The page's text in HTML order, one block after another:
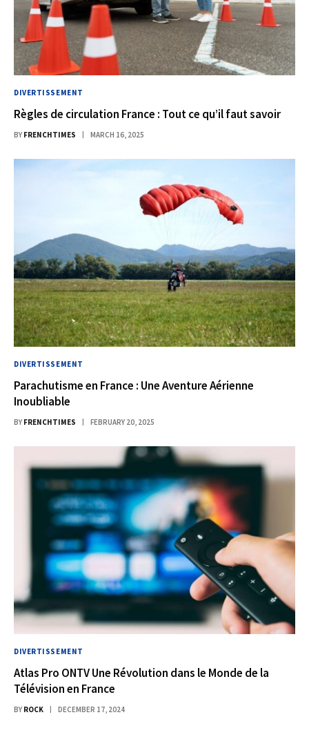
DIVERTISSEMENT
Règles de circulation France : Tout ce qu’il faut savoir
BY FRENCHTIMES MARCH 16, 2025
DIVERTISSEMENT
Parachutisme en France : Une Aventure Aérienne
Inoubliable
BY FRENCHTIMES FEBRUARY 20, 2025
DIVERTISSEMENT
Atlas Pro ONTV Une Révolution dans le Monde de la
Télévision en France
BY ROCK DECEMBER 17, 2024